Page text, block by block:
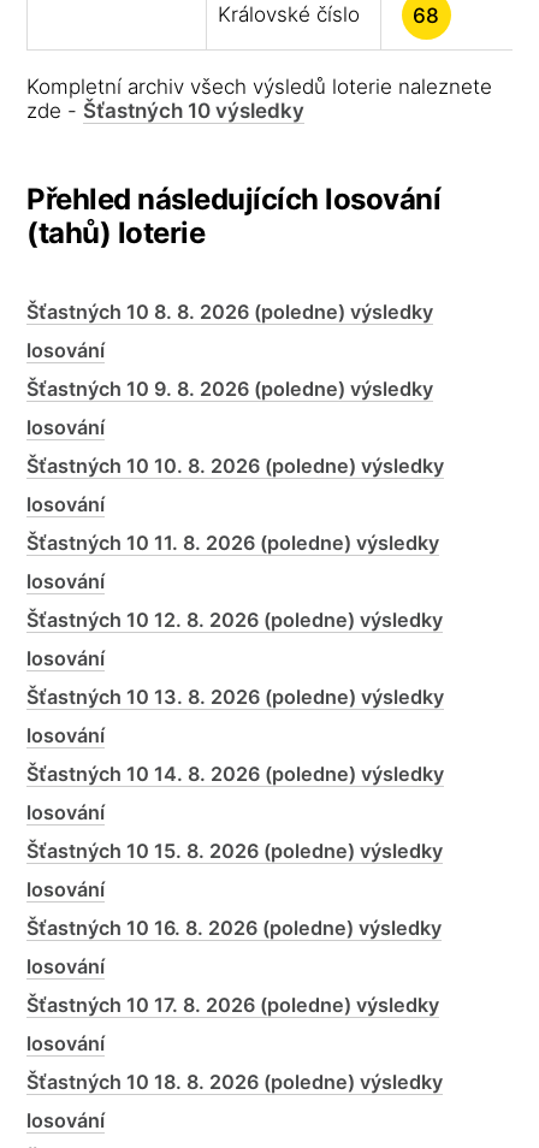
Královské číslo 68
Kompletní archiv všech výsledů loterie naleznete
zde - Šťastných 10 výsledky
Přehled následujících losování
(tahů) loterie
Šťastných 10 8. 8. 2026 (poledne) výsledky
losování
Šťastných 10 9. 8. 2026 (poledne) výsledky
losování
Šťastných 10 10. 8. 2026 (poledne) výsledky
losování
Šťastných 10 11. 8. 2026 (poledne) výsledky
losování
Šťastných 10 12. 8. 2026 (poledne) výsledky
losování
Šťastných 10 13. 8. 2026 (poledne) výsledky
losování
Šťastných 10 14. 8. 2026 (poledne) výsledky
losování
Šťastných 10 15. 8. 2026 (poledne) výsledky
losování
Šťastných 10 16. 8. 2026 (poledne) výsledky
losování
Šťastných 10 17. 8. 2026 (poledne) výsledky
losování
Šťastných 10 18. 8. 2026 (poledne) výsledky
losování